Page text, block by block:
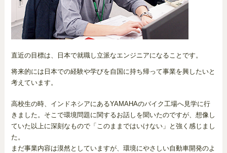
直近の目標は、日本で就職し立派なエンジニアになることです。
将来的には日本での経験や学びを自国に持ち帰って事業を興したいと
考えています。
高校生の時、インドネシアにあるYAMAHAのバイク工場へ見学に行
きました。そこで環境問題に関するお話しを聞いたのですが、想像し
ていた以上に深刻なもので「このままではいけない」と強く感じまし
た。
まだ事業内容は漠然としていますが、環境にやさしい自動車開発のよ